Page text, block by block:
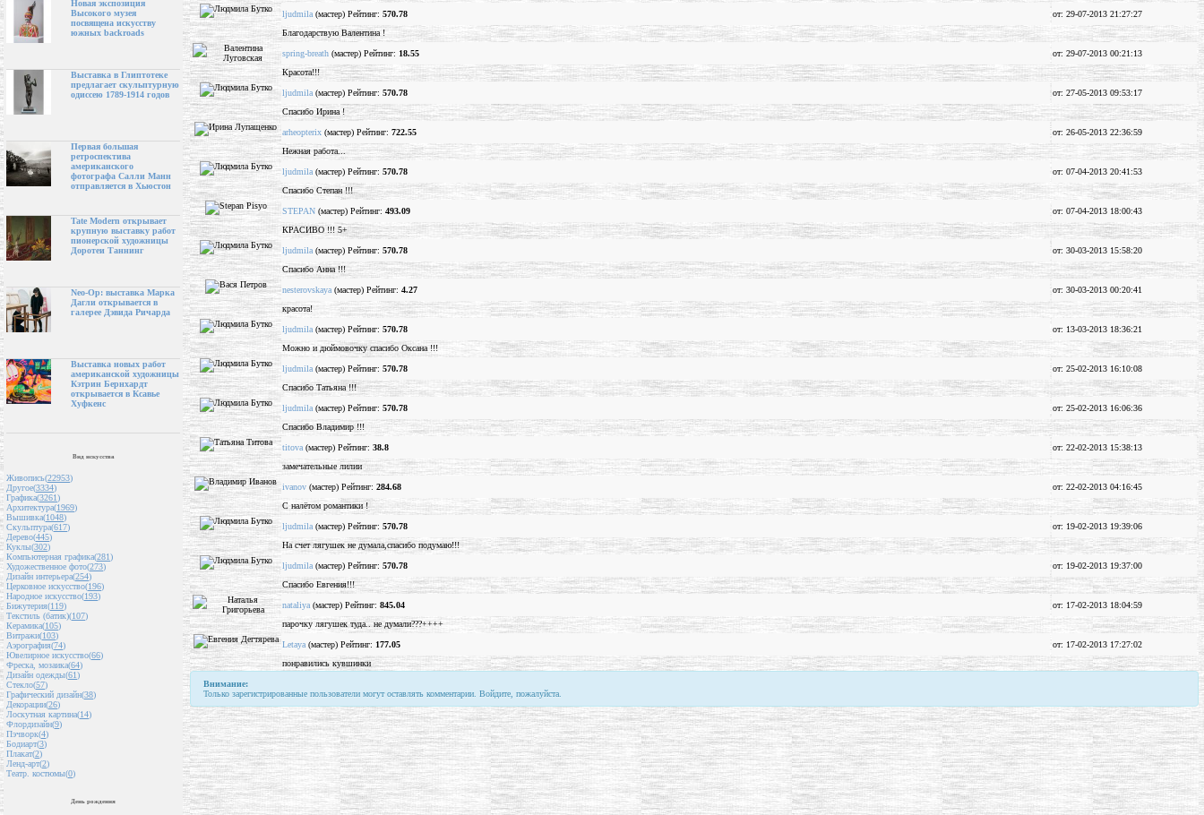
Новая экспозиция
Высокого музея
посвящена искусству
южных backroads
Выставка в Глиптотеке
предлагает скульптурную
одиссею 1789-1914 годов
Первая большая
ретроспектива
американского
фотографа Салли Манн
отправляется в Хьюстон
Tate Modern открывает
крупную выставку работ
пионерской художницы
Доротеи Таннинг
Neo-Op: выставка Марка
Дагли открывается в
галерее Дэвида Ричарда
Выставка новых работ
американской художницы
Кэтрин Бернхардт
открывается в Ксавье
Хуфкенс
Вид искусства
Живопись(22953)
Другое(3334)
Графика(3261)
Архитектура(1969)
Вышивка(1048)
Скульптура(617)
Дерево(445)
Куклы(302)
Компьютерная графика(281)
Художественное фото(273)
Дизайн интерьера(254)
Церковное искусство(196)
Народное искусство(193)
Бижутерия(119)
Текстиль (батик)(107)
Керамика(105)
Витражи(103)
Аэрография(74)
Ювелирное искусство(66)
Фреска, мозаика(64)
Дизайн одежды(61)
Стекло(57)
Графический дизайн(38)
Декорации(26)
Лоскутная картина(14)
Флордизайн(9)
Пэчворк(4)
Бодиарт(3)
Плакат(2)
Ленд-арт(2)
Театр. костюмы(0)
День рождения
ljudmila (мастер) Рейтинг: 570.78
от: 29-07-2013 21:27:27
Благодарствую Валентина !
spring-breath (мастер) Рейтинг: 18.55
от: 29-07-2013 00:21:13
Красота!!!
ljudmila (мастер) Рейтинг: 570.78
от: 27-05-2013 09:53:17
Спасибо Ирина !
arheopterix (мастер) Рейтинг: 722.55
от: 26-05-2013 22:36:59
Нежная работа...
ljudmila (мастер) Рейтинг: 570.78
от: 07-04-2013 20:41:53
Спасибо Степан !!!
STEPAN (мастер) Рейтинг: 493.09
от: 07-04-2013 18:00:43
КРАСИВО !!! 5+
ljudmila (мастер) Рейтинг: 570.78
от: 30-03-2013 15:58:20
Спасибо Анна !!!
nesterovskaya (мастер) Рейтинг: 4.27
от: 30-03-2013 00:20:41
красота!
ljudmila (мастер) Рейтинг: 570.78
от: 13-03-2013 18:36:21
Можно и дюймовочку спасибо Оксана !!!
ljudmila (мастер) Рейтинг: 570.78
от: 25-02-2013 16:10:08
Спасибо Татьяна !!!
ljudmila (мастер) Рейтинг: 570.78
от: 25-02-2013 16:06:36
Спасибо Владимир !!!
titova (мастер) Рейтинг: 38.8
от: 22-02-2013 15:38:13
замечательные лилии
ivanov (мастер) Рейтинг: 284.68
от: 22-02-2013 04:16:45
С налётом романтики !
ljudmila (мастер) Рейтинг: 570.78
от: 19-02-2013 19:39:06
На счет лягушек не думала,спасибо подумаю!!!
ljudmila (мастер) Рейтинг: 570.78
от: 19-02-2013 19:37:00
Спасибо Евгения!!!
nataliya (мастер) Рейтинг: 845.04
от: 17-02-2013 18:04:59
парочку лягушек туда.. не думали???++++
Letaya (мастер) Рейтинг: 177.05
от: 17-02-2013 17:27:02
понравились кувшинки
Внимание:
Только зарегистрированные пользователи могут оставлять комментарии. Войдите, пожалуйста.